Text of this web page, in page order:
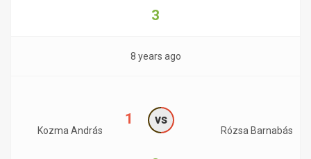
3
8 years ago
Kozma András
1 vs
Rózsa Barnabás